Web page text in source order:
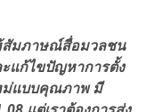
สัมภาษณ์สื่อมวลชน
แก้ไขปัญหาการตั้ง
ม่แบบคุณภาพ มี